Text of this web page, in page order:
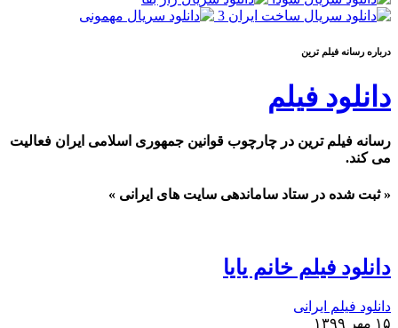
درباره رسانه فيلم ترين
دانلود فیلم
رسانه فیلم ترین در چارچوب قوانین جمهوری اسلامی ایران فعالیت
می کند.
« ثبت شده در ستاد ساماندهی سایت های ایرانی »
دانلود فیلم خانم یایا
دانلود فیلم ایرانی
۱۵ مهر ۱۳۹۹